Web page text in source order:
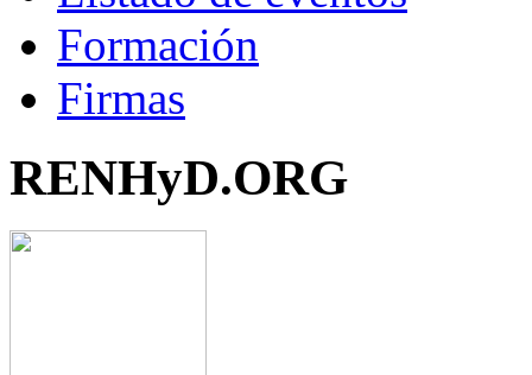
Formación
Firmas
RENHyD.ORG